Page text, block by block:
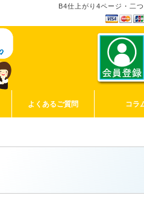
B4仕上がり4ページ・二
よくあるご質問 コラ